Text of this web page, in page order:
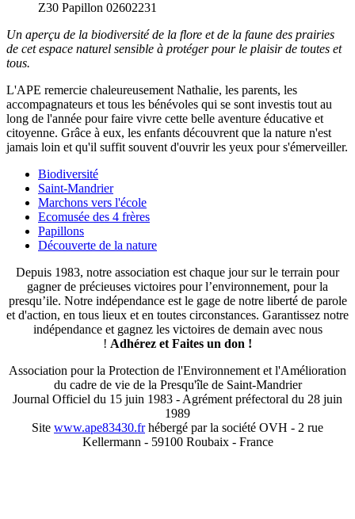
Z30 Papillon 02602231
Un aperçu de la biodiversité de la flore et de la faune des prairies
de cet espace naturel sensible à protéger pour le plaisir de toutes et
tous.
L'APE remercie chaleureusement Nathalie, les parents, les
accompagnateurs et tous les bénévoles qui se sont investis tout au
long de l'année pour faire vivre cette belle aventure éducative et
citoyenne. Grâce à eux, les enfants découvrent que la nature n'est
jamais loin et qu'il suffit souvent d'ouvrir les yeux pour s'émerveiller.
Biodiversité
Saint-Mandrier
Marchons vers l'école
Ecomusée des 4 frères
Papillons
Découverte de la nature
Depuis 1983, notre association est chaque jour sur le terrain pour
gagner de précieuses victoires pour l’environnement, pour la
presqu’ile. Notre indépendance est le gage de notre liberté de parole
et d'action, en tous lieux et en toutes circonstances. Garantissez notre
indépendance et gagnez les victoires de demain avec nous
! Adhérez et Faites un don !
Association pour la Protection de l'Environnement et l'Amélioration
du cadre de vie de la Presqu'île de Saint-Mandrier
Journal Officiel du 15 juin 1983 - Agrément préfectoral du 28 juin
1989
Site www.ape83430.frhébergé par la société OVH - 2 rue
Kellermann - 59100 Roubaix - France